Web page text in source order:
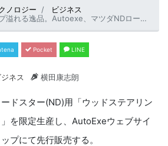
ノロジー
ビジネス
、マツダNDロードスター用ウッドステアリング＆シフトノブ限定販売！
Pocket LINE
ジネス 横田康志朗
ドスター(ND)用「ウッドステアリン
を限定生産し、AutoExeウェブサイ
プにて先行販売する。